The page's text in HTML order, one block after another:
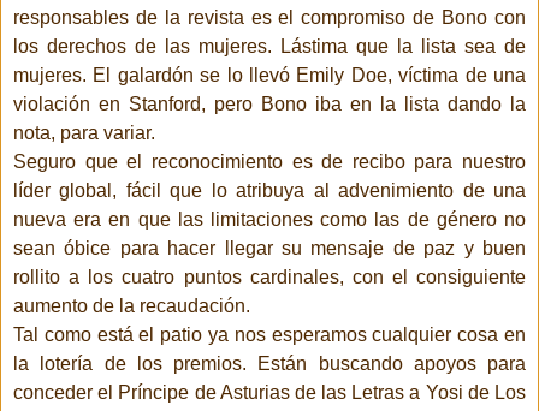
responsables de la revista es el compromiso de Bono con
los derechos de las mujeres. Lástima que la lista sea de
mujeres. El galardón se lo llevó Emily Doe, víctima de una
violación en Stanford, pero Bono iba en la lista dando la
nota, para variar.
Seguro que el reconocimiento es de recibo para nuestro
líder global, fácil que lo atribuya al advenimiento de una
nueva era en que las limitaciones como las de género no
sean óbice para hacer llegar su mensaje de paz y buen
rollito a los cuatro puntos cardinales, con el consiguiente
aumento de la recaudación.
Tal como está el patio ya nos esperamos cualquier cosa en
la lotería de los premios. Están buscando apoyos para
conceder el Príncipe de Asturias de las Letras a Yosi de Los